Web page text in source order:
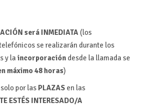
será INMEDIATA(los
se realizarán durante los
y laincorporacióndesde la llamada se
máximo 48 horas)
solo por las PLAZAS en las
ESTÉS INTERESADO/A